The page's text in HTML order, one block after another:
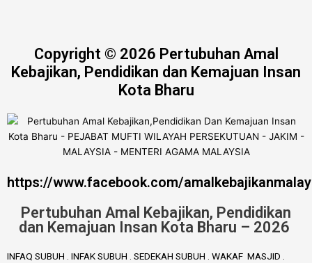
Copyright © 2026 Pertubuhan Amal
Kebajikan, Pendidikan dan Kemajuan Insan
Kota Bharu
https://www.facebook.com/
Pertubuhan Amal Kebajikan, Pendidikan
dan Kemajuan Insan Kota Bharu – 2026
INFAQ SUBUH . INFAK SUBUH . SEDEKAH SUBUH . WAKAF MASJID .